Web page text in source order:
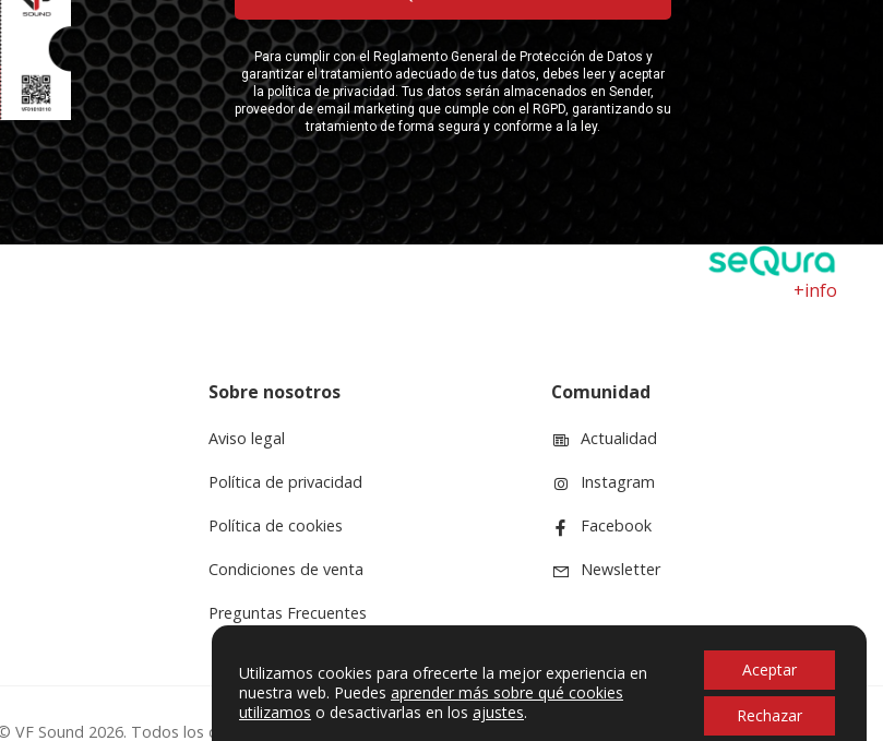
+info
Sobre nosotros
Aviso legal
Política de privacidad
Política de cookies
Condiciones de venta
Preguntas Frecuentes
Comunidad
Actualidad
Instagram
Facebook
Newsletter
VF Sound 2026. Todos los derechos reservados.
Utilizamos cookies para ofrecerte la mejor experiencia en
nuestra web. Puedes aprender más sobre qué cookies
utilizamos o desactivarlas en los ajustes.
Aceptar
Rechazar